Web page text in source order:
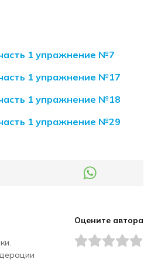
1 упражнение №7
1 упражнение №17
1 упражнение №18
1 упражнение №29
Оцените автора